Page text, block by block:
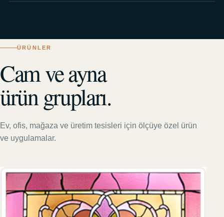
ÜRÜNLER
Cam ve ayna
ürün grupları.
Ev, ofis, mağaza ve üretim tesisleri için ölçüye özel ürün
ve uygulamalar.